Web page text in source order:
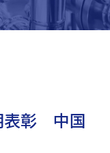
表彰 中国